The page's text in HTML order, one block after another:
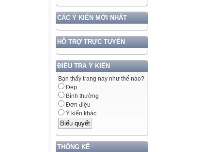
CÁC Ý KIẾN MỚI NHẤT
HỖ TRỢ TRỰC TUYẾN
ĐIỀU TRA Ý KIẾN
Bạn thấy trang này như thế nào?
Đẹp
Bình thường
Đơn điệu
Ý kiến khác
THỐNG KÊ